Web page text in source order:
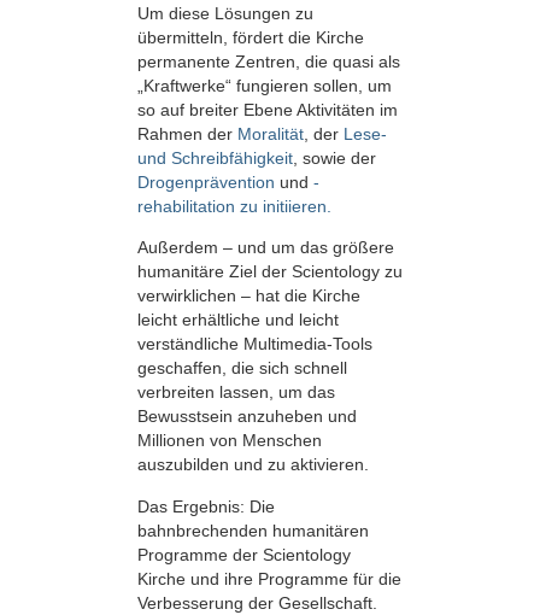
Um diese Lösungen zu
übermitteln, fördert die Kirche
permanente Zentren, die quasi als
„Kraftwerke“ fungieren sollen, um
so auf breiter Ebene Aktivitäten im
Rahmen der Moralität , der Lese-
und Schreibfähigkeit , sowie der
Drogenprävention und -
rehabilitation zu initiieren.
Außerdem – und um das größere
humanitäre Ziel der Scientology zu
verwirklichen – hat die Kirche
leicht erhältliche und leicht
verständliche Multimedia-Tools
geschaffen, die sich schnell
verbreiten lassen, um das
Bewusstsein anzuheben und
Millionen von Menschen
auszubilden und zu aktivieren.
Das Ergebnis: Die
bahnbrechenden humanitären
Programme der Scientology
Kirche und ihre Programme für die
Verbesserung der Gesellschaft.